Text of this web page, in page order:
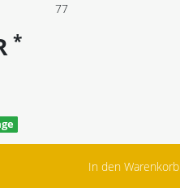
77
*
In den Warenkorb